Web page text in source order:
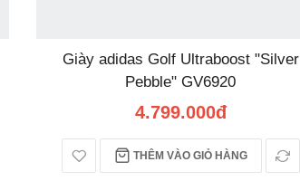
Giày adidas Golf Ultraboost "Silver
Pebble" GV6920
4.799.000đ
THÊM VÀO GIỎ HÀNG